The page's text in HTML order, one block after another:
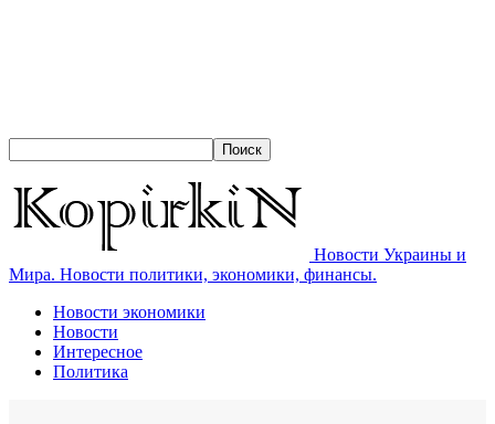
Новости Украины и
Мира. Новости политики, экономики, финансы.
Новости экономики
Новости
Интересное
Политика